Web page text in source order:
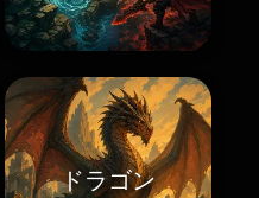
ドラゴン